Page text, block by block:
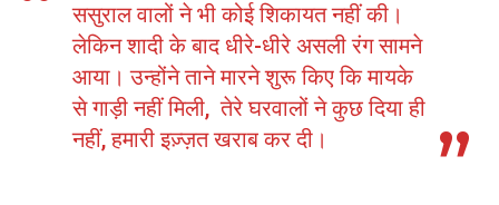
ससुराल वालों ने भी कोई शिकायत नहीं की।
लेकिन शादी के बाद धीरे-धीरे असली रंग सामने
आया। उन्होंने ताने मारने शुरू किए कि मायके
से गाड़ी नहीं मिली, तेरे घरवालों ने कुछ दिया ही
नहीं, हमारी इज़्ज़त खराब कर दी।